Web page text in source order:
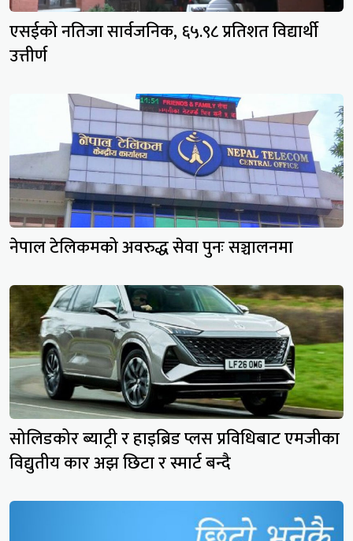
एसईको नतिजा सार्वजनिक, ६५.९८ प्रतिशत विद्यार्थी
उत्तीर्ण
नेपाल टेलिकमको अवरुद्ध सेवा पुनः सञ्चालनमा
सोलिडकोर ब्याट्री र हाइब्रिड प्लस प्रविधिबाट एमजीका
विद्युतीय कार अझ छिटा र स्मार्ट बन्दै